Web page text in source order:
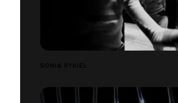
SONIA RYKIEL